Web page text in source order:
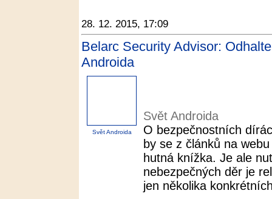
28. 12. 2015, 17:09
Belarc Security Advisor:
Androida
Svět Androida
Svět Androida
O bezpečnostních
by se z článků na
hutná knížka. Je ale
nebezpečných děr je
jen několika